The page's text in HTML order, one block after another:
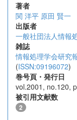
著者
関 洋平 原田 賢一
出版者
一般社団法人情報
雑誌
情報処理学会研究
(ISSN:09196072)
巻号頁・発行日
vol.2001, no.120,
被引用文献数
2